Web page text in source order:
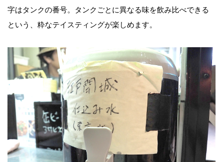
字はタンクの番号。タンクごとに異なる味を飲み比べできる
という、粋なテイスティングが楽しめます。